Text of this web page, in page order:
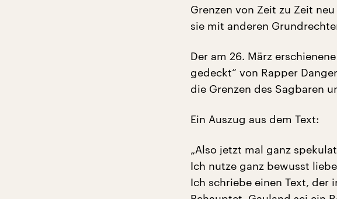
Grenzen von Zeit zu Zeit
sie mit anderen
Der am 26. März
gedeckt“ von Rapper
die Grenzen des Sagbaren
Ein Auszug aus dem Text:
„Also jetzt mal ganz
Ich nutze ganz bewusst
Ich schriebe einen Text, der